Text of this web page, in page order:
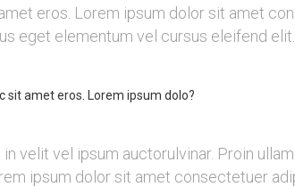
eros. Lorem ipsum dolor sit amet
eget elementum vel cursus eleifend elit.
sit amet eros. Lorem ipsum dolo?
velit vel ipsum auctorulvinar. Proin
ipsum dolor sit amet consectetuer